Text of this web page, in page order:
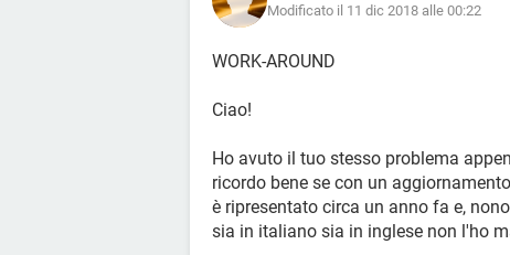
Modificato il 11 dic 2018 alle 00:22
WORK-AROUND
Ciao!
Ho avuto il tuo stesso problema
ricordo bene se con un
è ripresentato circa un anno fa e,
sia in italiano sia in inglese non l'ho